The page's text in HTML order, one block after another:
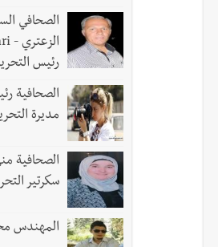
الصحافي
رئيس
الصحافية
مديرة
الصحافية
سكرتير
المهندس